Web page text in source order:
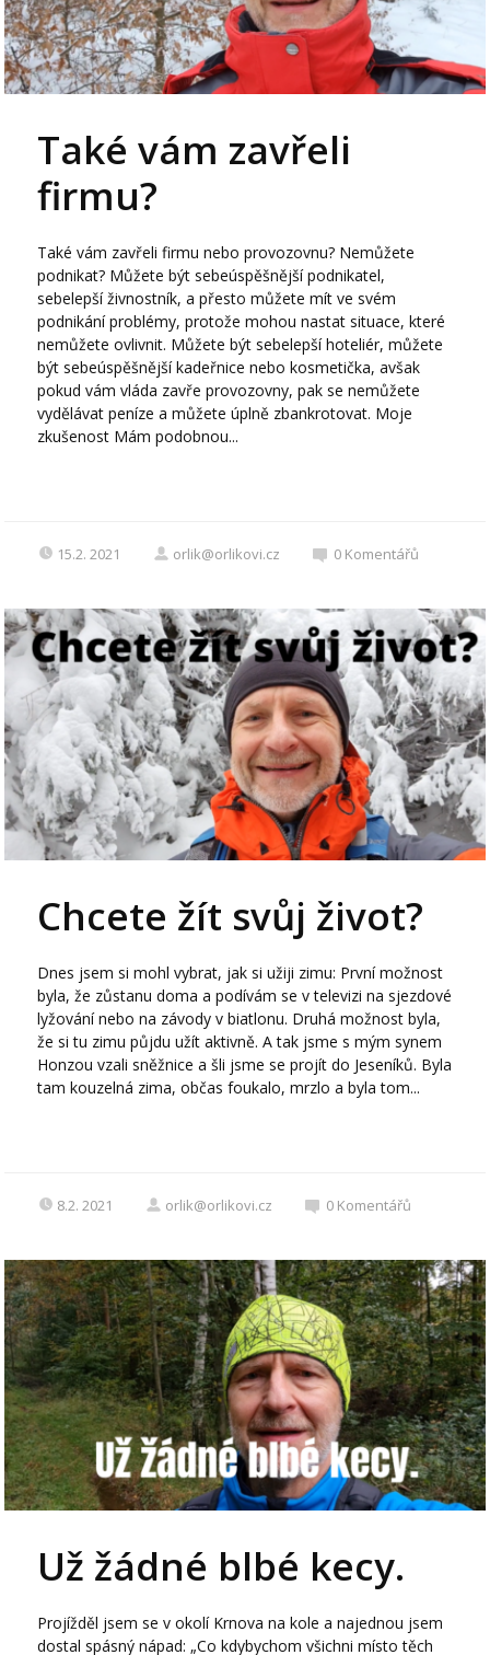
Také vám zavřeli
firmu?
Také vám zavřeli firmu nebo provozovnu? Nemůžete
podnikat? Můžete být sebeúspěšnější podnikatel,
sebelepší živnostník, a přesto můžete mít ve svém
podnikání problémy, protože mohou nastat situace, které
nemůžete ovlivnit. Můžete být sebelepší hoteliér, můžete
být sebeúspěšnější kadeřnice nebo kosmetička, avšak
pokud vám vláda zavře provozovny, pak se nemůžete
vydělávat peníze a můžete úplně zbankrotovat. Moje
zkušenost Mám podobnou...
15.2. 2021 orlik@orlikovi.cz 0 Komentářů
Chcete žít svůj život?
Dnes jsem si mohl vybrat, jak si užiji zimu: První možnost
byla, že zůstanu doma a podívám se v televizi na sjezdové
lyžování nebo na závody v biatlonu. Druhá možnost byla,
že si tu zimu půjdu užít aktivně. A tak jsme s mým synem
Honzou vzali sněžnice a šli jsme se projít do Jeseníků. Byla
tam kouzelná zima, občas foukalo, mrzlo a byla tom...
8.2. 2021 orlik@orlikovi.cz 0 Komentářů
Už žádné blbé kecy.
Projížděl jsem se v okolí Krnova na kole a najednou jsem
dostal spásný nápad: „Co kdybychom všichni místo těch